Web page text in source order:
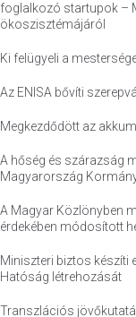
foglalkozó startupok –
ökoszisztémájáról
Ki felügyeli a
Az ENISA bővíti
Megkezdődött az
A hőség és szárazság
Magyarország
A Magyar Közlönyben
érdekében módosított
Miniszteri biztos készíti
Hatóság létrehozását
Transzlációs